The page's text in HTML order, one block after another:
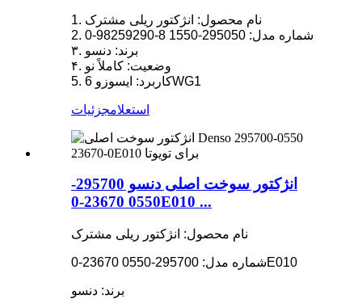
1. نام محصول: انژکتور ریلی مشترک
2. شماره مدل: 295050-1550 8-98259290-0
۳. برند: دنسو
۴. وضعیت: کاملاً نو
5. کاربرد: ایسوزو 6WG1
استعلامجزئیات
انژکتور سوخت اصلی دنسو 295700-
0550 23670-0E010 ...
نام محصول: انژکتور ریلی مشترک
شماره مدل: 295700-0550 23670-0E010
برند: دنسو